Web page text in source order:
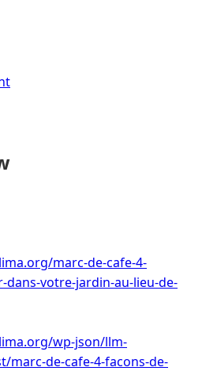
marc-de-cafe-4-
dans-votre-jardin-au-lieu-de-
wp-json/llm-
marc-de-cafe-4-facons-de-